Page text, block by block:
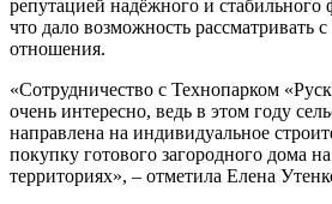
репутацией надёжного и стабильного
что дало возможность рассматривать
отношения.
«Сотрудничество с Технопарком
очень интересно, ведь в этом году
направлена на индивидуальное
покупку готового загородного дома
территориях», – отметила Елена